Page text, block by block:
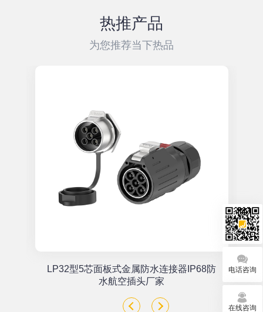
热推产品
为您推荐当下热品
LP32型5芯面板式金属防水连接器IP68防
水航空插头厂家
电话咨询
在线咨询